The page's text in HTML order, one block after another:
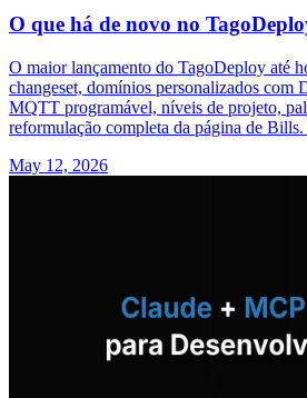
O que há de novo no
O maior lançamento do TagoDeploy até
changeset, domínios personalizados com
MQTT programável, níveis de projeto,
reformulação completa da página de
May 12, 2026